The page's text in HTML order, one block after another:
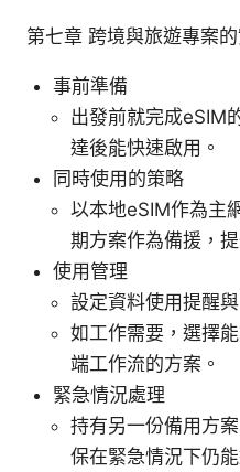
第七章 跨境與旅遊專案
事前準備
出發前就完成eSIM
達後能快速啟用。
同時使用的策略
以本地eSIM作為主
期方案作為備援，
使用管理
設定資料使用提醒
如工作需要，選擇
端工作流的方案。
緊急情況處理
持有另一份備用方
保在緊急情況下仍能